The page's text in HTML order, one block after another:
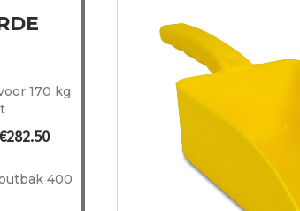
170 kg
€282.50Prijsklasse:
€282.50
400